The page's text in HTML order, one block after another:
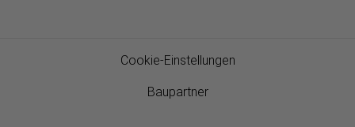
Cookie-Einstellungen
Baupartner